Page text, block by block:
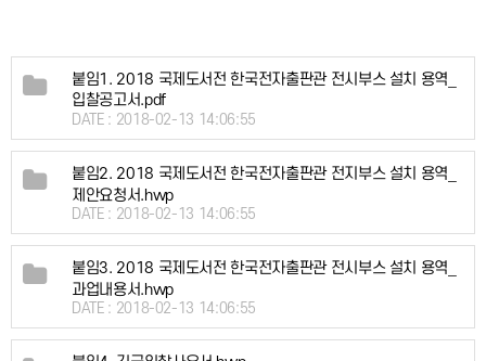
붙임1. 2018 국제도서전 한국전자출판관 전시부스 설치 용역_
입찰공고서.pdf
DATE : 2018-02-13 14:06:55
붙임2. 2018 국제도서전 한국전자출판관 전지부스 설치 용역_
제안요청서.hwp
DATE : 2018-02-13 14:06:55
붙임3. 2018 국제도서전 한국전자출판관 전시부스 설치 용역_
과업내용서.hwp
DATE : 2018-02-13 14:06:55